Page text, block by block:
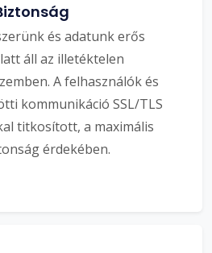
és adatunk erős
áll az illetéktelen
A felhasználók és
kommunikáció SSL/TLS
titkosított, a maximális
érdekében.